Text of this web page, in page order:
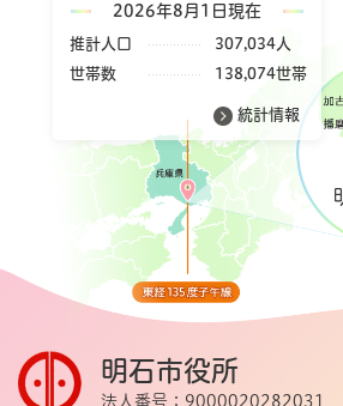
2026年8月1日現在
推計人口
307,034人
世帯数
138,074世帯
統計情報
明石市役所
法人番号：9000020282031